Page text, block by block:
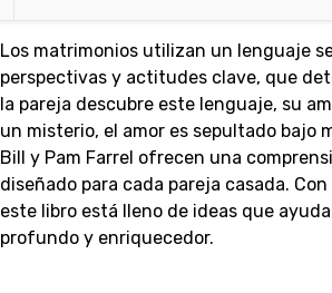
Los matrimonios utilizan un lenguaje
perspectivas y actitudes clave, que
la pareja descubre este lenguaje, su
un misterio, el amor es sepultado bajo
Bill y Pam Farrel ofrecen una
diseñado para cada pareja casada.
este libro está lleno de ideas que
profundo y enriquecedor.